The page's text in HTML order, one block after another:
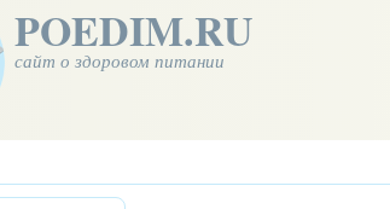
POEDIM.RU
сайт о здоровом питании